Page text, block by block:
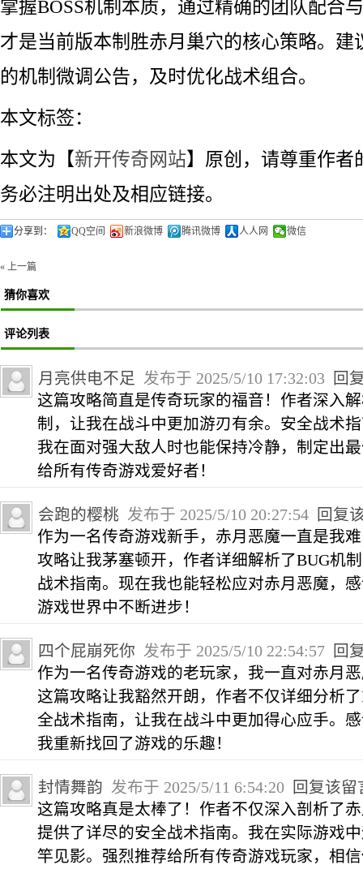
掌握BOSS机制本质，通过精确的团队配合
才是当前版本制胜赤月巢穴的核心策略。建
的机制微调公告，及时优化战术组合。
本文标签：
本文为【新开传奇网站】原创，请尊重作者
务必注明出处及相应链接。
分享到： QQ空间 新浪微博 腾讯微博 人人网 微信
« 上一篇
猜你喜欢
评论列表
月亮供电不足 发布于 2025/5/10 17:32:03
回
这篇攻略简直是传奇玩家的福音！作者深入
制，让我在战斗中更加游刃有余。安全战术
我在面对强大敌人时也能保持冷静，制定出
给所有传奇游戏爱好者！
会跑的樱桃 发布于 2025/5/10 20:27:54 回复
作为一名传奇游戏新手，赤月恶魔一直是我
攻略让我茅塞顿开，作者详细解析了BUG机
战术指南。现在我也能轻松应对赤月恶魔，
游戏世界中不断进步！
四个屁崩死你 发布于 2025/5/10 22:54:57 回
作为一名传奇游戏的老玩家，我一直对赤月
这篇攻略让我豁然开朗，作者不仅详细分析
全战术指南，让我在战斗中更加得心应手。
我重新找回了游戏的乐趣！
封情舞韵 发布于 2025/5/11 6:54:20 回复该留
这篇攻略真是太棒了！作者不仅深入剖析了
提供了详尽的安全战术指南。我在实际游戏
竿见影。强烈推荐给所有传奇游戏玩家，相